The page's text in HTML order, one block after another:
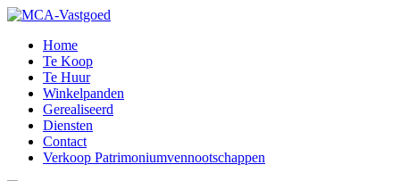
Home
Te Koop
Te Huur
Winkelpanden
Gerealiseerd
Diensten
Contact
Verkoop Patrimoniumvennootschappen